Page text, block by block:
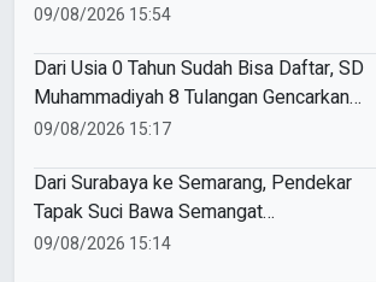
09/08/2026 15:54
Dari Usia 0 Tahun Sudah Bisa Daftar, SD
Muhammadiyah 8 Tulangan Gencarkan
SPMB
09/08/2026 15:17
Dari Surabaya ke Semarang, Pendekar
Tapak Suci Bawa Semangat
Persaudaraan di Muktamar XVI
09/08/2026 15:14